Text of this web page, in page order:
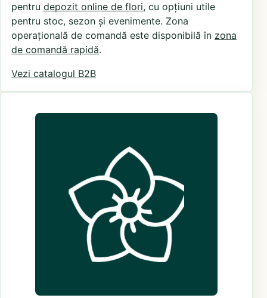
pentru depozit online de flori, cu opțiuni utile
pentru stoc, sezon și evenimente. Zona
operațională de comandă este disponibilă în zona
de comandă rapidă.
Vezi catalogul B2B